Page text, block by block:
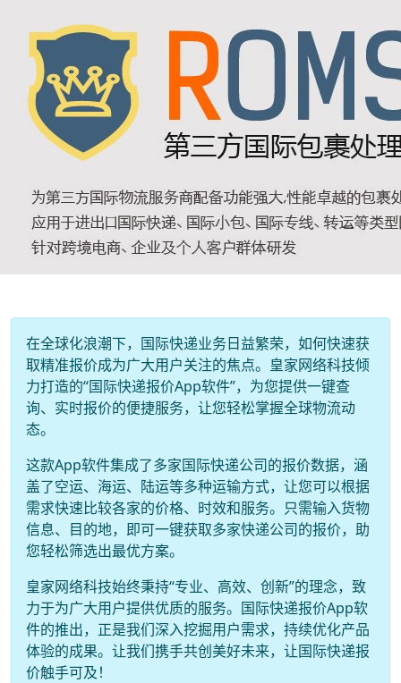
在全球化浪潮下，国际快递业务日益繁荣，如何快速获
取精准报价成为广大用户关注的焦点。皇家网络科技倾
力打造的“国际快递报价App软件”，为您提供一键查
询、实时报价的便捷服务，让您轻松掌握全球物流动
态。
这款App软件集成了多家国际快递公司的报价数据，涵
盖了空运、海运、陆运等多种运输方式，让您可以根据
需求快速比较各家的价格、时效和服务。只需输入货物
信息、目的地，即可一键获取多家快递公司的报价，助
您轻松筛选出最优方案。
皇家网络科技始终秉持“专业、高效、创新”的理念，致
力于为广大用户提供优质的服务。国际快递报价App软
件的推出，正是我们深入挖掘用户需求，持续优化产品
体验的成果。让我们携手共创美好未来，让国际快递报
价触手可及！